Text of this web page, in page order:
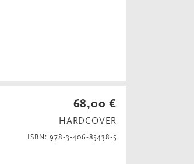
68,00 €
HARDCOVER
ISBN: 978-3-406-85438-5